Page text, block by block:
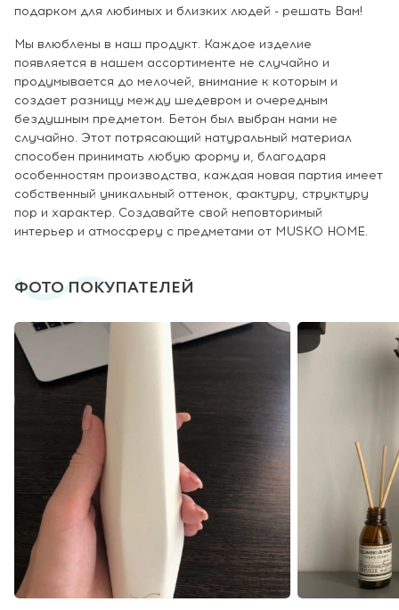
подарком для любимых и близких людей - решать Вам!
Мы влюблены в наш продукт. Каждое изделие
появляется в нашем ассортименте не случайно и
продумывается до мелочей, внимание к которым и
создает разницу между шедевром и очередным
бездушным предметом. Бетон был выбран нами не
случайно. Этот потрясающий натуральный материал
способен принимать любую форму и, благодаря
особенностям производства, каждая новая партия имеет
собственный уникальный оттенок, фактуру, структуру
пор и характер. Создавайте свой неповторимый
интерьер и атмосферу с предметами от MUSKO HOME.
ФОТО ПОКУПАТЕЛЕЙ